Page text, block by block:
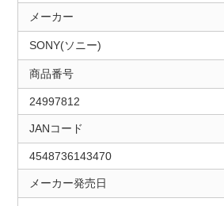
メーカー
SONY(ソニー)
商品番号
24997812
JANコード
4548736143470
メーカー発売日